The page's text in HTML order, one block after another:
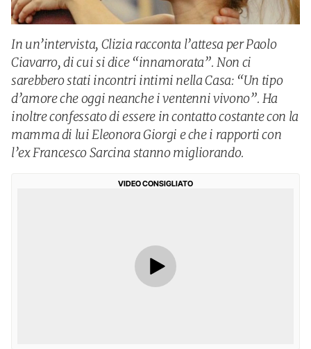
In un’intervista, Clizia racconta l’attesa per Paolo
Ciavarro, di cui si dice “innamorata”. Non ci
sarebbero stati incontri intimi nella Casa: “Un tipo
d’amore che oggi neanche i ventenni vivono”. Ha
inoltre confessato di essere in contatto costante con la
mamma di lui Eleonora Giorgi e che i rapporti con
l’ex Francesco Sarcina stanno migliorando.
VIDEO CONSIGLIATO